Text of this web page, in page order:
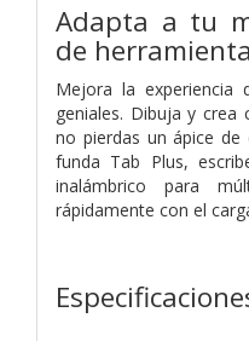
Adapta a tu
de
Mejora la experiencia
geniales. Dibuja y crea
no pierdas un ápice
funda Tab Plus,
inalámbrico para
rápidamente con el